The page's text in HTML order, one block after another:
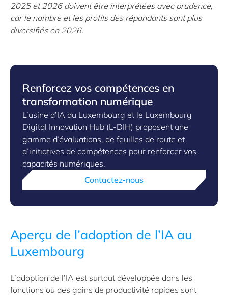
2025 et 2026 doivent être interprétées avec prudence,
car le nombre et les profils des répondants sont plus
diversifiés en 2026.
Renforcez vos compétences en
transformation numérique
L’usine d’IA du Luxembourg et le Luxembourg
Digital Innovation Hub (L-DIH) proposent une
gamme d’évaluations, de feuilles de route et
d’initiatives de compétences pour renforcer vos
capacités numériques.
Contactez-nous
Aperçu de l’adoption de l’IA au
Luxembourg
L’adoption de l’IA est surtout développée dans les
fonctions où des gains de productivité rapides sont